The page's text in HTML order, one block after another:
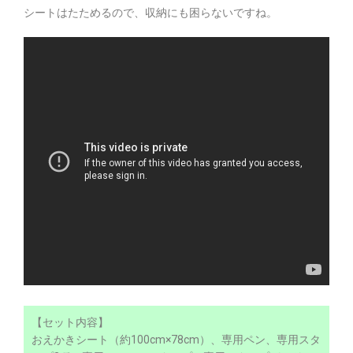
シートはたためるので、収納にも困らないですね。
【セット内容】
おえかきシート（約100cm×78cm）、専用ペン、専用スタ